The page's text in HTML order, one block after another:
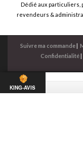
Dédié aux particuliers,
revendeurs &
Suivre ma commande|
Confidentialité|
KING-AVIS